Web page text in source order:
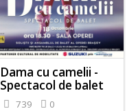
Dama cu camelii -
Spectacol de balet
739 0